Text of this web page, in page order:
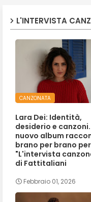
L'INTERVISTA
CANZONATA
Lara Dei: Identità,
desiderio e canzoni.
nuovo album
brano per brano per
"L'intervista
di Fattitaliani
Febbraio 01, 2026